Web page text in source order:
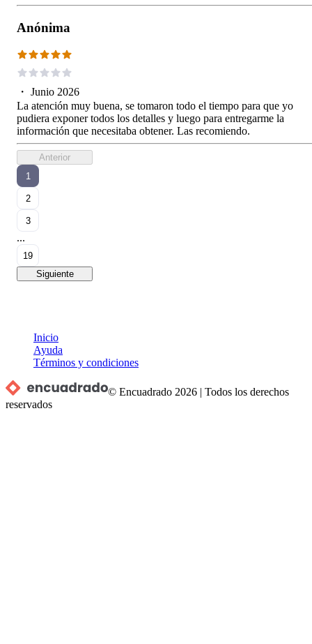
Anónima
・ Junio 2026
La atención muy buena, se tomaron todo el tiempo para que yo
pudiera exponer todos los detalles y luego para entregarme la
información que necesitaba obtener. Las recomiendo.
Anterior
1
2
3
...
19
Siguiente
Inicio
Ayuda
Términos y condiciones
© Encuadrado 2026 |Todos los derechos
reservados